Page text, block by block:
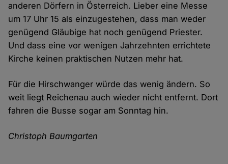
anderen Dörfern in Österreich. Lieber eine Messe
um 17 Uhr 15 als einzugestehen, dass man weder
genügend Gläubige hat noch genügend Priester.
Und dass eine vor wenigen Jahrzehnten errichtete
Kirche keinen praktischen Nutzen mehr hat.
Für die Hirschwanger würde das wenig ändern. So
weit liegt Reichenau auch wieder nicht entfernt. Dort
fahren die Busse sogar am Sonntag hin.
Christoph Baumgarten